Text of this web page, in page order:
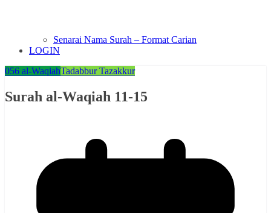
Senarai Nama Surah – Format Carian
LOGIN
056 al-WaqiahTadabbur Tazakkur
Surah al-Waqiah 11-15